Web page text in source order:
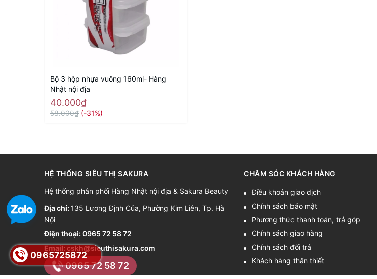
Bộ 3 hộp nhựa vuông 160ml- Hàng
Nhật nội địa
40.000₫
58.000₫ (-31%)
HỆ THỐNG SIÊU THỊ SAKURA
Hệ thống phân phối Hàng Nhật nội địa & Sakura Beauty
Địa chỉ: 135 Lương Định Của, Phường Kim Liên, Tp. Hà
Nội
Điện thoại:0965 72 58 72
Email: cskh@sieuthisakura.com
0965 72 58 72
CHĂM SÓC KHÁCH HÀNG
Điều khoản giao dịch
Chính sách bảo mật
Phương thức thanh toán, trả góp
Chính sách giao hàng
Chính sách đổi trả
Khách hàng thân thiết
0965725872